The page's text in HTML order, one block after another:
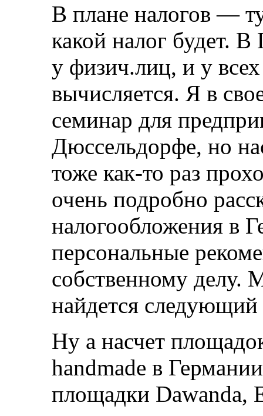
В плане налогов —
какой налог будет.
у физич.лиц, и у
вычисляется. Я в
семинар для
Дюссельдорфе, но
тоже как-то раз
очень подробно
налогообложения в
персональные
собственному делу.
найдется
Ну а насчет
handmade в
площадки Dawanda,